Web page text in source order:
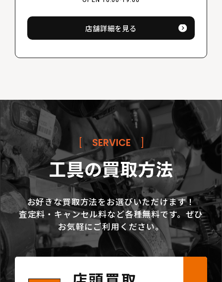
店舗詳細を見る
[ SERVICE ]
工具の買取方法
お好きな買取方法をお選びいただけます！
査定料・キャンセル料など各種無料です。ぜひ
お気軽にご利用ください。